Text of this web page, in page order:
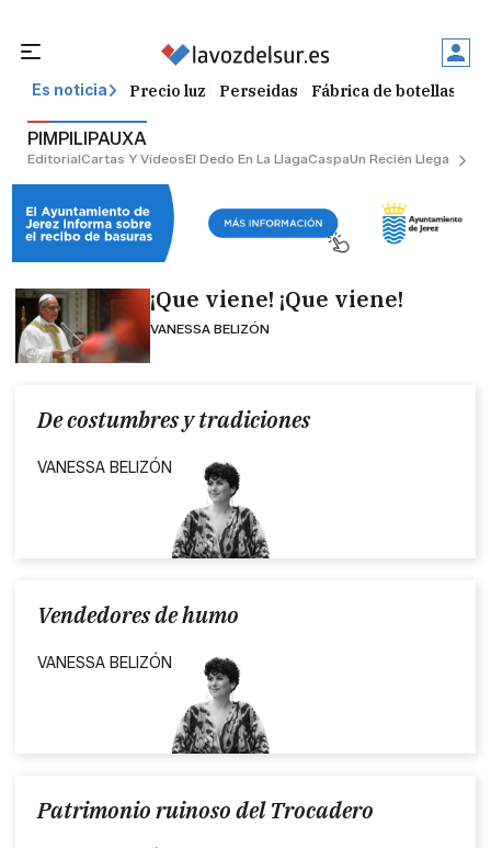
Es noticia Precio luz Perseidas Fábrica de botellas
PIMPILIPAUXA
EditorialCartas Y VídeosEl Dedo En La LlagaCaspaUn Recién Llegado
¡Que viene! ¡Que viene!
VANESSA BELIZÓN
De costumbres y tradiciones
VANESSA BELIZÓN
Vendedores de humo
VANESSA BELIZÓN
Patrimonio ruinoso del Trocadero